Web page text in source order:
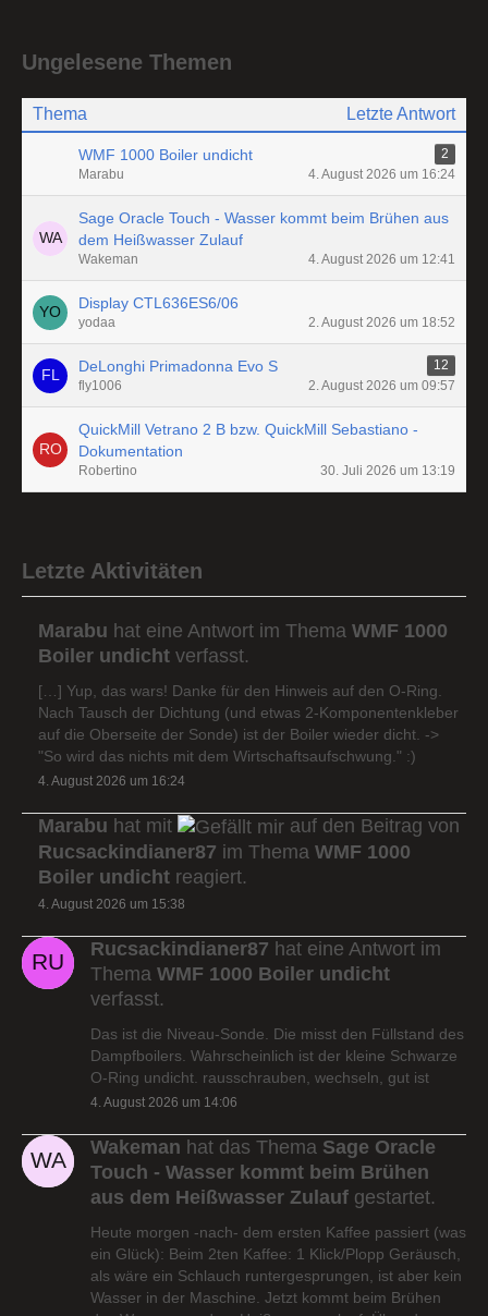
Ungelesene Themen
Thema Letzte Antwort
WMF 1000 Boiler undicht
2
Marabu
4. August 2026 um 16:24
Sage Oracle Touch - Wasser kommt beim Brühen aus
dem Heißwasser Zulauf
Wakeman 4. August 2026 um 12:41
Display CTL636ES6/06
yodaa 2. August 2026 um 18:52
DeLonghi Primadonna Evo S
12
fly1006
2. August 2026 um 09:57
QuickMill Vetrano 2 B bzw. QuickMill Sebastiano -
Dokumentation
Robertino 30. Juli 2026 um 13:19
Letzte Aktivitäten
Marabu hat eine Antwort im Thema WMF 1000
Boiler undicht verfasst.
[…] Yup, das wars! Danke für den Hinweis auf den O-Ring.
Nach Tausch der Dichtung (und etwas 2-Komponentenkleber
auf die Oberseite der Sonde) ist der Boiler wieder dicht. ->
"So wird das nichts mit dem Wirtschaftsaufschwung." :)
4. August 2026 um 16:24
Marabu hat mit
auf den Beitrag von
Rucsackindianer87 im Thema WMF 1000
Boiler undicht reagiert.
4. August 2026 um 15:38
Rucsackindianer87 hat eine Antwort im
Thema WMF 1000 Boiler undicht
verfasst.
Das ist die Niveau-Sonde. Die misst den Füllstand des
Dampfboilers. Wahrscheinlich ist der kleine Schwarze
O-Ring undicht. rausschrauben, wechseln, gut ist
4. August 2026 um 14:06
Wakeman hat das Thema Sage Oracle
Touch - Wasser kommt beim Brühen
aus dem Heißwasser Zulauf gestartet.
Heute morgen -nach- dem ersten Kaffee passiert (was
ein Glück): Beim 2ten Kaffee: 1 Klick/Plopp Geräusch,
als wäre ein Schlauch runtergesprungen, ist aber kein
Wasser in der Maschine. Jetzt kommt beim Brühen